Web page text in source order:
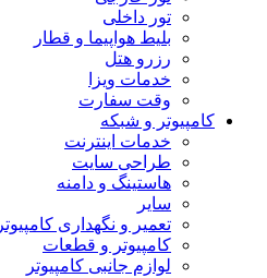
تور داخلی
بلیط هواپیما و قطار
رزرو هتل
خدمات ویزا
وقت سفارت
کامپیوتر و شبکه
خدمات اینترنت
طراحی سایت
هاستینگ و دامنه
سایر
تعمیر و نگهداری کامپیوتر
کامپیوتر و قطعات
لوازم جانبی کامپیوتر